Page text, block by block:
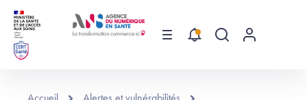
Aller au contenu principal
Menu Recherche
Menu